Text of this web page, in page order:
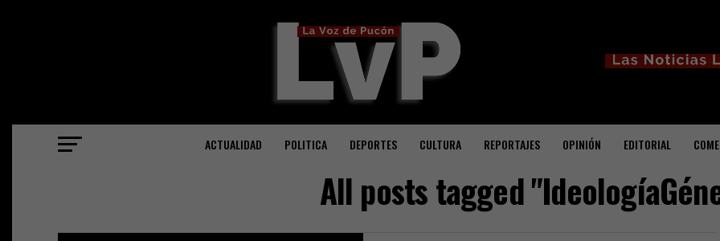
ACTUALIDAD POLITICA DEPORTES CULTURA REPORTAJES OPINIÓN EDITORIAL
All posts tagged